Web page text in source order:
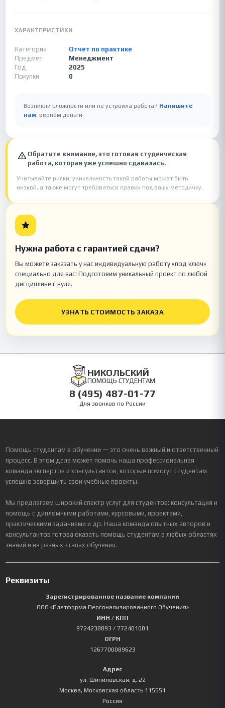
ХАРАКТЕРИСТИКИ
Категория
Отчет по практике
Предмет
Менеджмент
Год
2025
Покупки
0
Возникли сложности или не устроила работа? Напишите
нам, вернём деньги.
Обратите внимание, это готовая студенческая
работа, которая уже успешно сдавалась.
Учитывайте риски: уникальность такой работы может быть
низкой, а также могут требоваться правки под вашу методичку.
Нужна работа с гарантией сдачи?
Вы можете заказать у нас индивидуальную работу «под ключ»
специально для вас! Подготовим уникальный проект по любой
дисциплине с нуля.
УЗНАТЬ СТОИМОСТЬ ЗАКАЗА
НИКОЛЬСКИЙ
ПОМОЩЬ СТУДЕНТАМ
8 (495) 487-01-77
Для звонков по России
Помощь студентам в обучении — это очень важный и ответственный
процесс. В этом деле может помочь наша профессиональная
команда экспертов и консультантов, которые помогут студентам
успешно завершить свои учебные проекты.
Мы предлагаем широкий спектр услуг для студентов: консультация и
помощь с дипломными работами, курсовыми, проектами,
практическими заданиями и др. Наша команда опытных авторов и
консультантов готова оказать помощь студентам в любых областях
знаний и на разных этапах обучения.
Реквизиты
Зарегистрированное название компании
ООО «Платформа Персонализированного Обучения»
ИНН / КПП
9724238893 / 772401001
ОГРН
1267700089623
Адрес
ул. Шипиловская, д. 22
Москва, Московская область 115551
Россия